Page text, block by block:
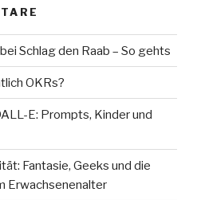
Schlag den Raab – So gehts
OKRs?
E: Prompts, Kinder und
Fantasie, Geeks und die
Erwachsenenalter